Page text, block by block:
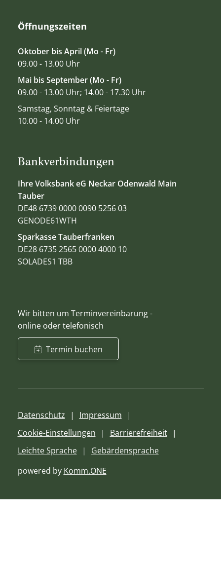
Bankverbindungen
Ihre Volksbank eG Neckar Odenwald Main
Tauber
DE48 6739 0000 0090 5256 03
GENODE61WTH
Sparkasse Tauberfranken
DE28 6735 2565 0000 4000 10
SOLADES1 TBB
Wir bitten um Terminvereinbarung -
online oder telefonisch
Termin buchen
Öffnungszeiten
Oktober bis April (Mo - Fr)
09.00 - 13.00 Uhr
Mai bis September (Mo - Fr)
09.00 - 13.00 Uhr; 14.00 - 17.30 Uhr
Samstag, Sonntag & Feiertage
10.00 - 14.00 Uhr
Datenschutz
Impressum
Cookie-Einstellungen
Barrierefreiheit
Leichte Sprache
Gebärdensprache
powered by Komm.ONE